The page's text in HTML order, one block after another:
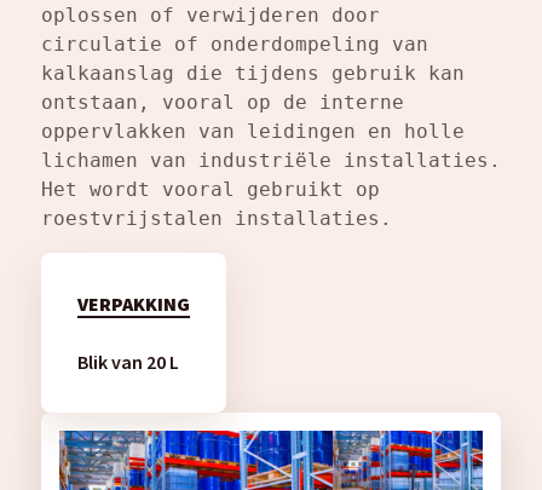
oplossen of verwijderen door
circulatie of onderdompeling van
kalkaanslag die tijdens gebruik kan
ontstaan, vooral op de interne
oppervlakken van leidingen en holle
lichamen van industriële installaties.
Het wordt vooral gebruikt op
roestvrijstalen installaties.
VERPAKKING
Blik van 20 L